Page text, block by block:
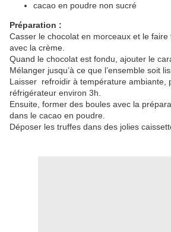
cacao en poudre non sucré
Préparation :
Casser le chocolat en morceaux et le faire
avec la crème.
Quand le chocolat est fondu, ajouter le
Mélanger jusqu’à ce que l’ensemble soit
Laisser refroidir à température ambiante,
réfrigérateur environ 3h.
Ensuite, former des boules avec la
dans le cacao en poudre.
Déposer les truffes dans des jolies